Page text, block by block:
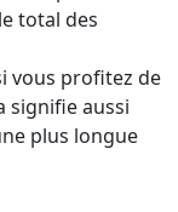
total des
vous profitez de
signifie aussi
plus longue